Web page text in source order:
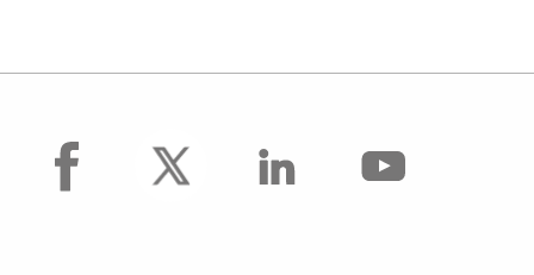
facebook